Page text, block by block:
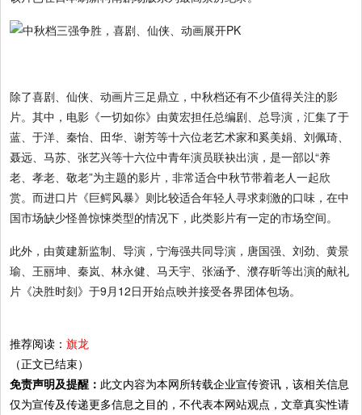
除了喜剧、仙侠、动画片三足鼎立，中秋档还有不少值得关注的影
片。其中，电影《一切如你》由黄宏担任总编剧、总导演，汇集了于
蓝、于洋、秦怡、田华、谢芳等十六位老艺术家和奚美娟、刘佩琦、
聂远、马苏、张艺兴等十六位中青年演员联袂出演，是一部以“养
老、孝老、敬老”为主题的影片，非常适合中秋节带着老人一起欣
赏。而进口片《巨鳄风暴》则比较适合年轻人寻求刺激的口味，在中
国市场缺少怪兽惊悚类型的情况下，此类影片有一定的市场空间。
此外，由黄建新监制、导演，宁海强共同导演，唐国强、刘劲、黄景
瑜、王丽坤、秦岚、林永健、马天宇、张涵予、濮存昕等出演的献礼
片《决胜时刻》于9月12日开始点映并接受各界团体包场。
推荐阅读：旗龙
（正文已结束）
免责声明及提醒： 此文内容为本网所转载企业宣传资讯，该相关信息
仅为宣传及传递更多信息之目的，不代表本网站观点，文章真实性请